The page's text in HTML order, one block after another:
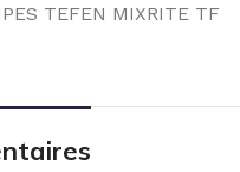
TEFEN MIXRITE TF